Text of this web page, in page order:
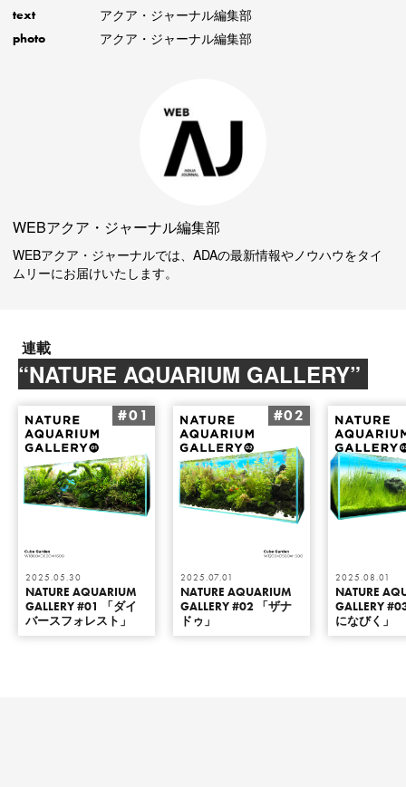
text アクア・ジャーナル編集部
photo アクア・ジャーナル編集部
WEBアクア・ジャーナル編集部
WEBアクア・ジャーナルでは、ADAの最新情報やノウハウをタイ
ムリーにお届けいたします。
連載
“NATURE AQUARIUM GALLERY”
#01
2025.05.30
NATURE AQUARIUM
GALLERY #01 「ダイ
バースフォレスト」
#02
2025.07.01
NATURE AQUARIUM
GALLERY #02 「ザナ
ドゥ」
2025.08.01
NATURE
GALLERY
になびく」